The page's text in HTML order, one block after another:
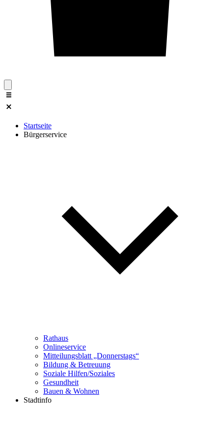
Startseite
Bürgerservice
Rathaus
Onlineservice
Mitteilungsblatt „Donnerstags“
Bildung & Betreuung
Soziale Hilfen/Soziales
Gesundheit
Bauen & Wohnen
Stadtinfo